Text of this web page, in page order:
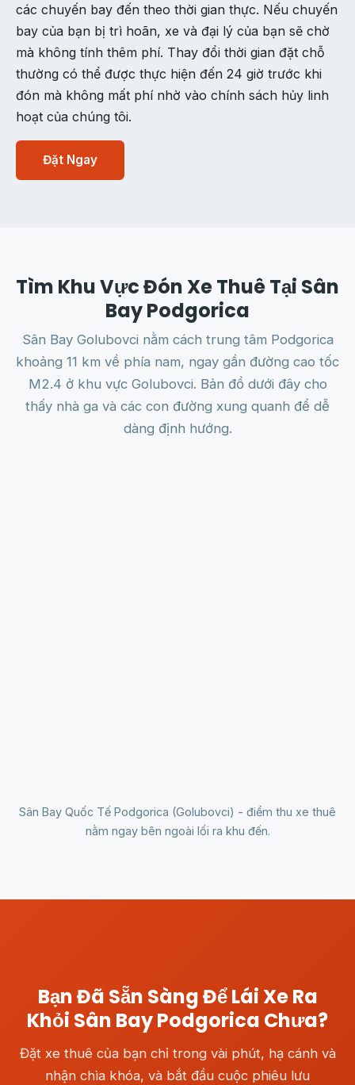
các chuyến bay đến theo thời gian thực. Nếu chuyến
bay của bạn bị trì hoãn, xe và đại lý của bạn sẽ chờ
mà không tính thêm phí. Thay đổi thời gian đặt chỗ
thường có thể được thực hiện đến 24 giờ trước khi
đón mà không mất phí nhờ vào chính sách hủy linh
hoạt của chúng tôi.
Đặt Ngay
Tìm Khu Vực Đón Xe Thuê Tại Sân
Bay Podgorica
Sân Bay Golubovci nằm cách trung tâm Podgorica
khoảng 11 km về phía nam, ngay gần đường cao tốc
M2.4 ở khu vực Golubovci. Bản đồ dưới đây cho
thấy nhà ga và các con đường xung quanh để dễ
dàng định hướng.
Sân Bay Quốc Tế Podgorica (Golubovci) - điểm thu xe thuê
nằm ngay bên ngoài lối ra khu đến.
Bạn Đã Sẵn Sàng Để Lái Xe Ra
Khỏi Sân Bay Podgorica Chưa?
Đặt xe thuê của bạn chỉ trong vài phút, hạ cánh và
nhận chìa khóa, và bắt đầu cuộc phiêu lưu